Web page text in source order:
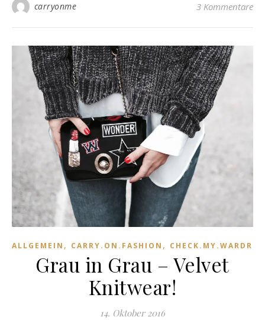
carryonme 3 Kommentare
ALLGEMEIN , CARRY.ON.FASHION ,
Grau in Grau – Velvet
Knitwear!
14. Oktober 2016